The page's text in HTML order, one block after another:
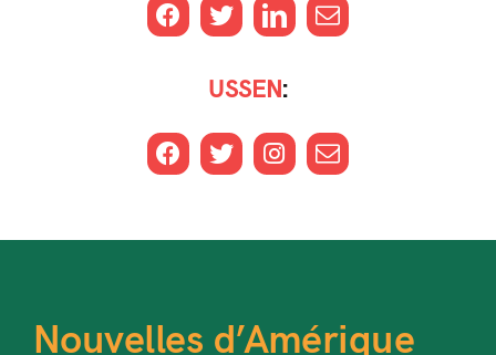
USSEN:
Nouvelles d’Amérique